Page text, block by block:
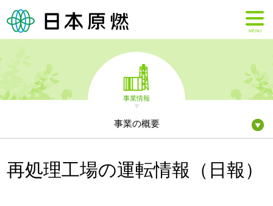
MENU
事業情報
事業の概要
再処理工場の運転情報（日報）